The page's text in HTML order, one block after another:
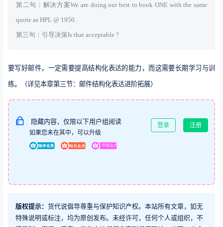
第二句：解决方案We are doing our best to book ONE with the same
quote as HPL @ 1950.
第三句：引导决策Is that acceptable ?
要写好邮件，一定需要提高结构化表达的能力，而这需要长期学习与训
练。（详见本章第三节：邮件结构化表达进阶拓展）
隐藏内容，仅限以下用户组阅读
如果您未在其中，可以升级
登录 注册
版权提示： 货代说倡导尊重与保护知识产权。本站所有文章，如无
特殊说明或标注，均为原创发布。未经许可，任何个人或组织，不